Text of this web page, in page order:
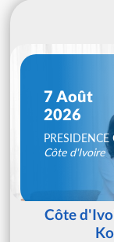
7 Août
2026
PRESIDENCE
Côte d'Ivoire
Côte